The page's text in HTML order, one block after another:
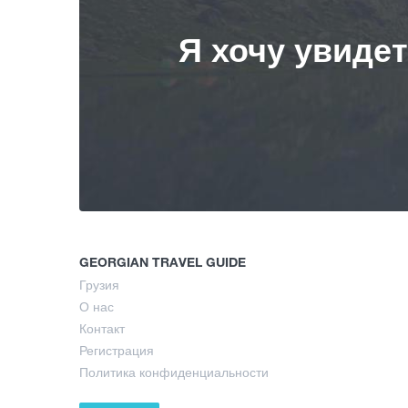
Я хочу
GEORGIAN TRAVEL GUIDE
Грузия
О нас
Контакт
Регистрация
Политика конфиденциальности